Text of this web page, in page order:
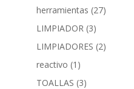
herramientas (27)
LIMPIADOR (3)
LIMPIADORES (2)
reactivo (1)
TOALLAS (3)